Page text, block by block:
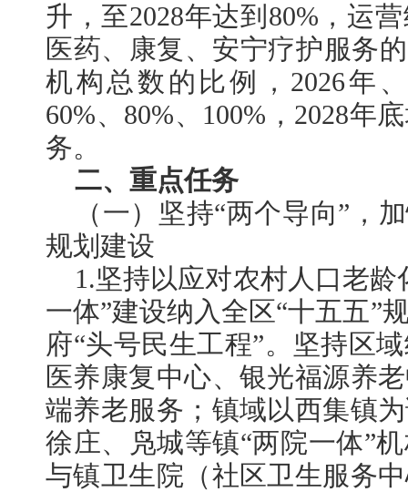
升，至2028年达到80%，运
医药、康复、安宁疗护服务
机构总数的比例，2026年
60%、80%、100%，2028年
务。
二、重点任务
（一）坚持“两个导向”，
规划建设
1.坚持以应对农村人口老
一体”建设纳入全区“十五五”
府“头号民生工程”。坚持区
医养康复中心、银光福源养
端养老服务；镇域以西集镇
徐庄、凫城等镇“两院一体”
与镇卫生院（社区卫生服务